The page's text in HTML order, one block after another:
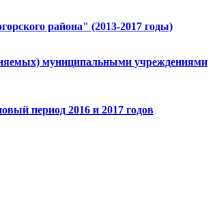
района" (2013-2017 годы)
муниципальными учреждениями
период 2016 и 2017 годов